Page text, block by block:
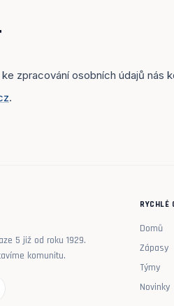
zpracování osobních údajů nás
.
5 již od roku 1929.
komunitu.
RYCHLÉ
Domů
Zápasy
Týmy
Novinky